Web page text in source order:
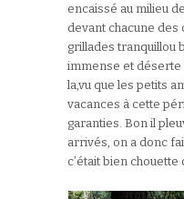
encaissé au milieu
devant chacune
grillades tranquillou
immense et déserte
la,vu que les petits
vacances à cette
garanties. Bon il
arrivés, on a donc
c’était bien chouette